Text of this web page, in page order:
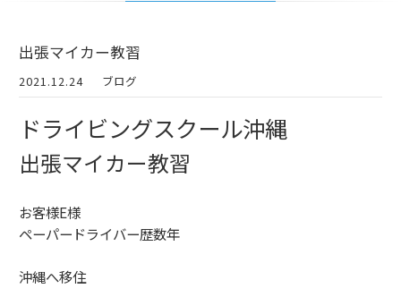
出張マイカー教習
2021.12.24 ブログ
ドライビングスクール沖縄
出張マイカー教習
お客様E様
ペーパードライバー歴数年
沖縄へ移住